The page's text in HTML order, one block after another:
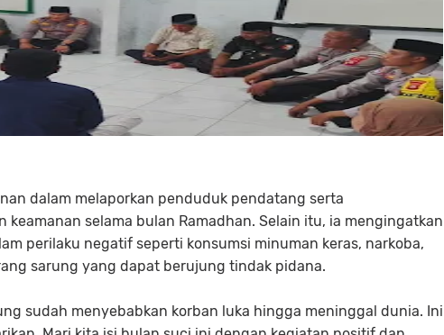
dalam melaporkan penduduk pendatang serta
selama bulan Ramadhan. Selain itu, ia mengingatkan
perilaku negatif seperti konsumsi minuman keras, narkoba,
sarung yang dapat berujung tindak pidana.
sudah menyebabkan korban luka hingga meninggal dunia. Ini